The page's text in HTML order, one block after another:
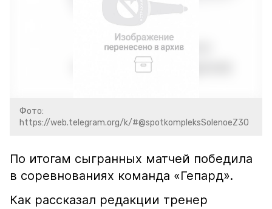
Фото:
https://web.telegram.org/k/#@spotkompleksSolenoeZ30
По итогам сыгранных матчей победила
в соревнованиях команда «Гепард».
Как рассказал редакции тренер